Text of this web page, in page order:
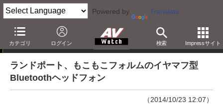
Powered by Translate
カテゴリ ログイン 検索 Impressサイト
ニュース
ランドポート、もこもこフォルムのイヤマフ型
Bluetoothヘッドフォン
（2014/10/23 12:07）